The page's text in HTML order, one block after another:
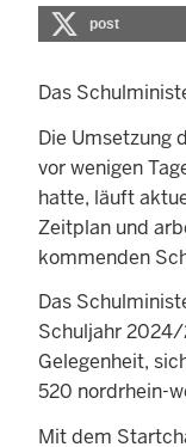
post
Das
Die Umsetzung
vor wenigen
hatte, läuft
Zeitplan und
kommenden
Das
Schuljahr 2024/
Gelegenheit,
520 nordrhein-
Mit dem